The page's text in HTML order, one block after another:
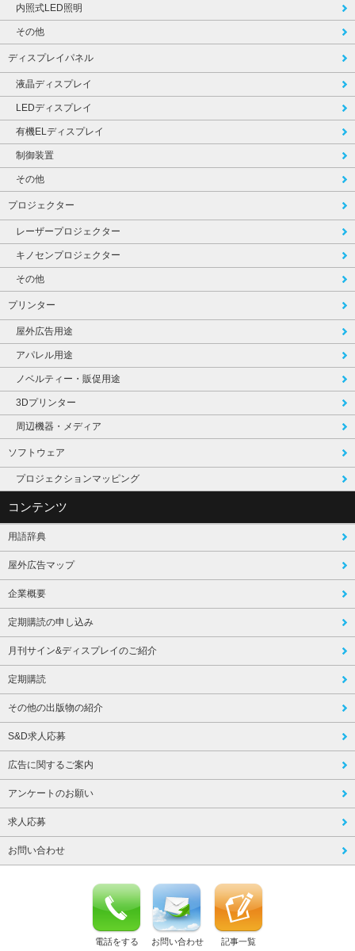
内照式LED照明
その他
ディスプレイパネル
液晶ディスプレイ
LEDディスプレイ
有機ELディスプレイ
制御装置
その他
プロジェクター
レーザープロジェクター
キノセンプロジェクター
その他
プリンター
屋外広告用途
アパレル用途
ノベルティー・販促用途
3Dプリンター
周辺機器・メディア
ソフトウェア
プロジェクションマッピング
コンテンツ
用語辞典
屋外広告マップ
企業概要
定期購読の申し込み
月刊サイン&ディスプレイのご紹介
定期購読
その他の出版物の紹介
S&D求人応募
広告に関するご案内
アンケートのお願い
求人応募
お問い合わせ
電話をする お問い合わせ 記事一覧